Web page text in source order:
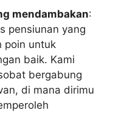
mendambakan:
pensiunan yang
poin untuk
baik. Kami
bergabung
di mana dirimu